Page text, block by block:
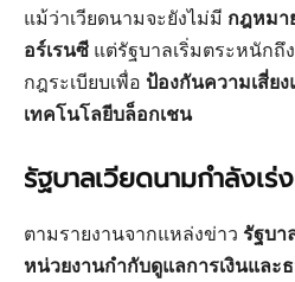
แม้ว่าเวียดนามจะยังไม่มี กฎหมา
อร์เรนซี แต่รัฐบาลเริ่มตระหนักถึ
กฎระเบียบเพื่อ ป้องกันความเสี่ย
เทคโนโลยีบล็อกเชน
รัฐบาลเวียดนามกำลังเร่
ตามรายงานจากแหล่งข่าว รัฐบา
หน่วยงานกำกับดูแลการเงินและ